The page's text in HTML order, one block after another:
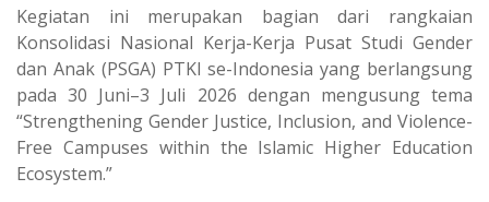
Kegiatan ini merupakan bagian dari rangkaian
Konsolidasi Nasional Kerja-Kerja Pusat Studi Gender
dan Anak (PSGA) PTKI se-Indonesia yang berlangsung
pada 30 Juni–3 Juli 2026 dengan mengusung tema
“Strengthening Gender Justice, Inclusion, and Violence-
Free Campuses within the Islamic Higher Education
Ecosystem.”